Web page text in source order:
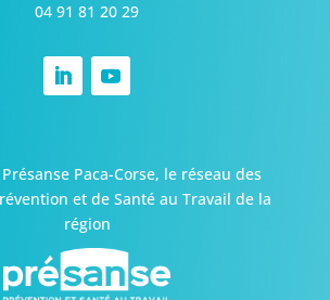
04 91 81 20 29
Paca-Corse, le réseau des
et de Santé au Travail de la
région